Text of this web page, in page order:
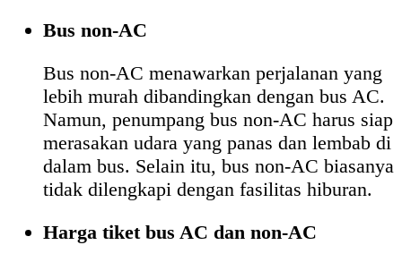
Bus non-AC
Bus non-AC menawarkan perjalanan yang
lebih murah dibandingkan dengan bus AC.
Namun, penumpang bus non-AC harus siap
merasakan udara yang panas dan lembab di
dalam bus. Selain itu, bus non-AC biasanya
tidak dilengkapi dengan fasilitas hiburan.
Harga tiket bus AC dan non-AC